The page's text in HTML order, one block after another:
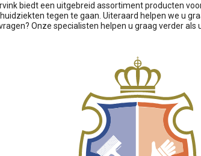
biedt een uitgebreid assortiment producten
tegen te gaan. Uiteraard helpen we u
Onze specialisten helpen u graag verder